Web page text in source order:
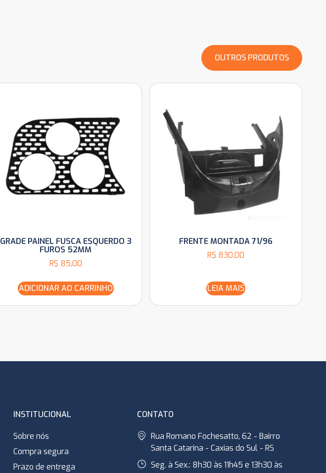
OUTROS PRODUTOS
GRADE PAINEL FUSCA ESQUERDO 3
FUROS 52MM
R$ 85,00
ADICIONAR AO CARRINHO
FRENTE MONTADA 71/96
R$ 830,00
LEIA MAIS
INSTITUCIONAL
Sobre nós
Compra segura
Prazo de entrega
CONTATO
Rua Romano Fochesatto, 62 - Bairro
Santa Catarina - Caxias do Sul - RS
Seg. à Sex.: 8h30 às 11h45 e 13h30 às